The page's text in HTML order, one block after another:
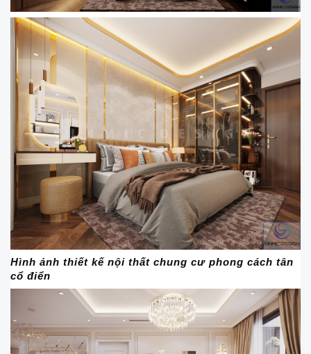
Hình ảnh thiết kế nội thất chung cư phong cách tân
cổ điển